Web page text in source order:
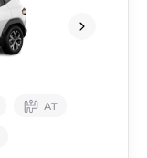
АТ